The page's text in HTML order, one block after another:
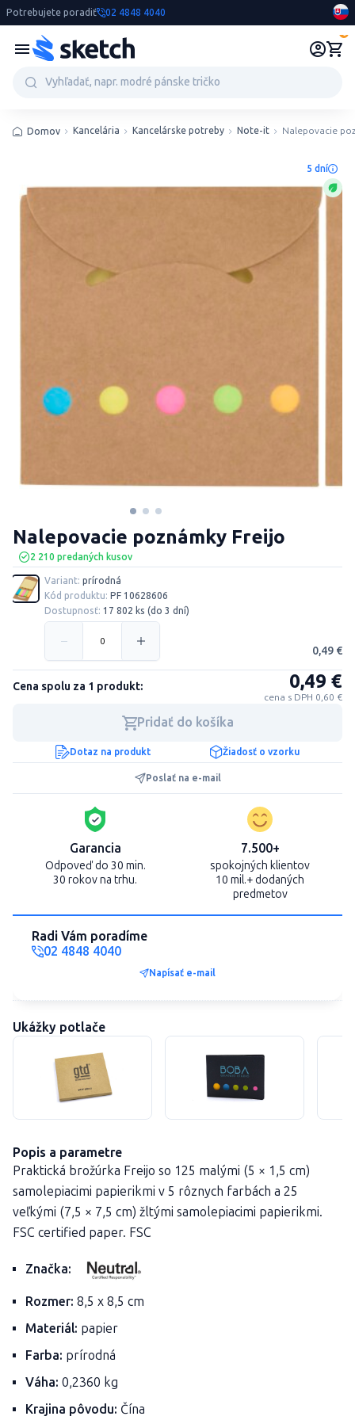
Potrebujete poradiť 02 4848 4040
Domov Kancelária Kancelárske potreby Note-it Nalepovacie
5 dní
2 210 predaných kusov
Nalepovacie poznámky Freijo
Variant: prírodná
Kód produktu: PF 10628606
Dostupnosť: 17 802 ks (do 3 dní)
0,49 €
Cena spolu za 1 produkt: 0,49 €
cena s DPH 0,60 €
Pridať do košíka
Dotaz na produkt Žiadosť o vzorku
Poslať na e-mail
Garancia
Odpoveď do 30 min.
30 rokov na trhu.
7.500+
spokojných klientov
10 mil.+ dodaných
predmetov
Radi Vám poradíme
02 4848 4040
Napísať e-mail
Ukážky potlače
Popis a parametre
Praktická brožúrka Freijo so 125 malými (5 × 1,5 cm)
samolepiacimi papierikmi v 5 rôznych farbách a 25
veľkými (7,5 × 7,5 cm) žltými samolepiacimi papierikmi.
FSC certified paper. FSC
Značka:
Rozmer: 8,5 x 8,5 cm
Materiál: papier
Farba: prírodná
Váha: 0,2360 kg
Krajina pôvodu: Čína